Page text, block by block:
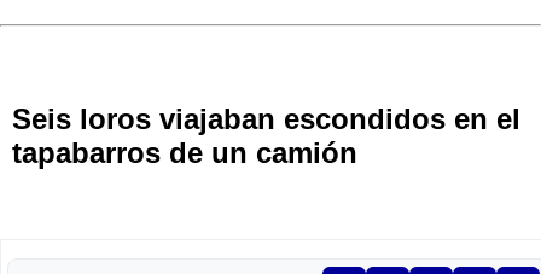
Seis loros viajaban escondidos en el
tapabarros de un camión